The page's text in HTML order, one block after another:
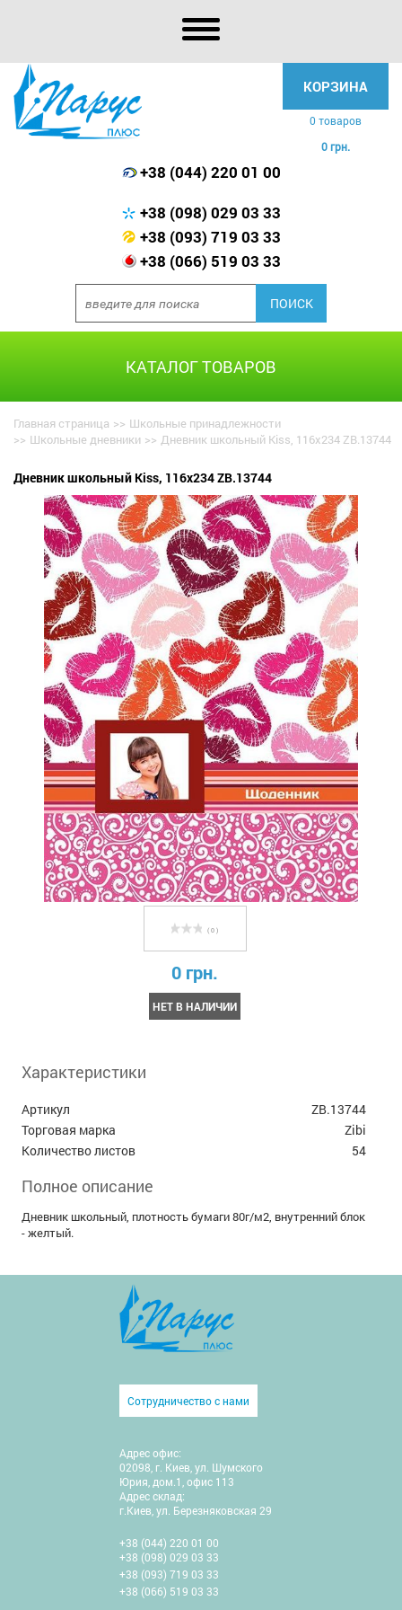
КОРЗИНА
0 товаров
0 грн.
+38 (044) 220 01 00
+38 (098) 029 03 33
+38 (093) 719 03 33
+38 (066) 519 03 33
КАТАЛОГ ТОВАРОВ
Главная страница >> Школьные принадлежности
>> Школьные дневники >> Дневник школьный Kiss, 116х234 ZB.13744
Дневник школьный Kiss, 116х234 ZB.13744
( 0 )
0 грн.
НЕТ В НАЛИЧИИ
Характеристики
Артикул
ZB.13744
Торговая марка
Zibi
Количество листов
54
Полное описание
Дневник школьный, плотность бумаги 80г/м2, внутренний блок
- желтый.
Сотрудничество с нами
Адрес офис:
02098, г. Киев, ул. Шумского
Юрия, дом.1, офис 113
Адрес склад:
г.Киев, ул. Березняковская 29
+38 (044) 220 01 00
+38 (098) 029 03 33
+38 (093) 719 03 33
+38 (066) 519 03 33